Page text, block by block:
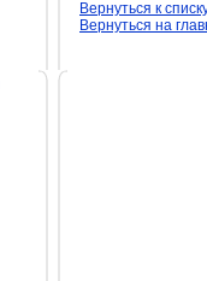
Вернуться к
Вернуться на